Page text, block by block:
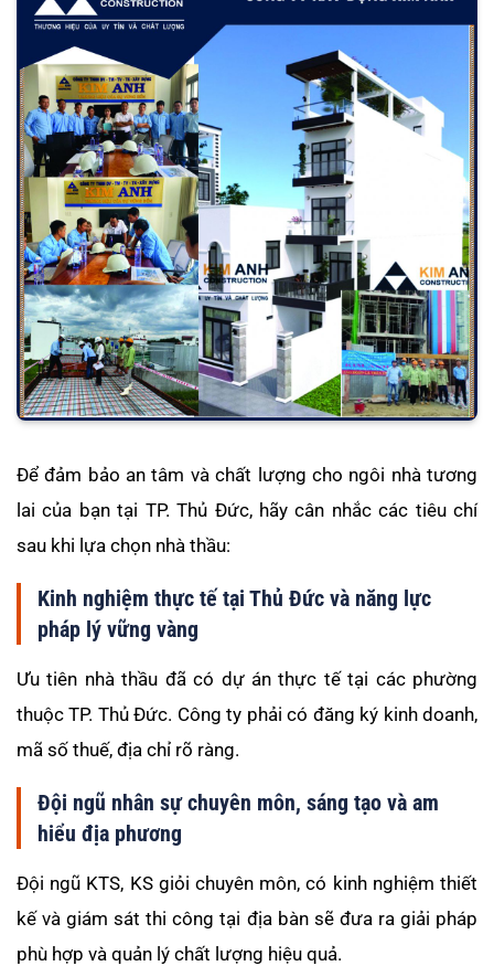
Để đảm bảo an tâm và chất lượng cho ngôi nhà tương
lai của bạn tại TP. Thủ Đức, hãy cân nhắc các tiêu chí
sau khi lựa chọn nhà thầu:
Kinh nghiệm thực tế tại Thủ Đức và năng lực
pháp lý vững vàng
Ưu tiên nhà thầu đã có dự án thực tế tại các phường
thuộc TP. Thủ Đức. Công ty phải có đăng ký kinh doanh,
mã số thuế, địa chỉ rõ ràng.
Đội ngũ nhân sự chuyên môn, sáng tạo và am
hiểu địa phương
Đội ngũ KTS, KS giỏi chuyên môn, có kinh nghiệm thiết
kế và giám sát thi công tại địa bàn sẽ đưa ra giải pháp
phù hợp và quản lý chất lượng hiệu quả.